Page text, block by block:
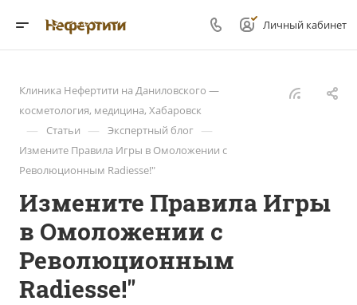
Личный кабинет
Клиника Нефертити на Даниловского —
косметология, медицина, Хабаровск
— Статьи — Экспертный блог —
Измените Правила Игры в Омоложении с
Революционным Radiesse!"
Измените Правила Игры
в Омоложении с
Революционным
Radiesse!"